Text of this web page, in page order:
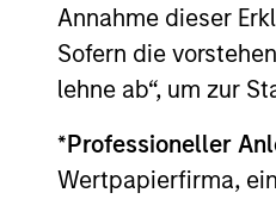
Annahme dieser
Sofern die
lehne ab“, um zur
*Professioneller
Wertpapierfirma,
opportunities
03-AUG-2026